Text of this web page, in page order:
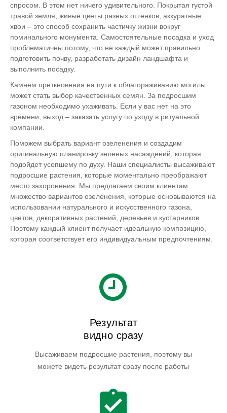
спросом. В этом нет ничего удивительного. Покрытая густой
травой земля, живые цветы разных оттенков, аккуратные
хвои – это способ сохранить частичку жизни вокруг
поминального монумента. Самостоятельные посадка и уход
проблематичны потому, что не каждый может правильно
подготовить почву, разработать дизайн ландшафта и
выполнить посадку.
Камнем преткновения на пути к облагораживанию могилы
может стать выбор качественных семян. За подросшим
газоном необходимо ухаживать. Если у вас нет на это
времени, выход – заказать услугу по уходу в ритуальной
компании.
Поможем выбрать вариант озеленения и создадим
оригинальную планировку зеленых насаждений, которая
подойдет усопшему по духу. Наши специалисты высаживают
подросшие растения, которые моментально преображают
место захоронения. Мы предлагаем своим клиентам
множество вариантов озеленения, которые основываются на
использовании натурального и искусственного газона,
цветов, декоративных растений, деревьев и кустарников.
Поэтому каждый клиент получает идеальную композицию,
которая соответствует его индивидуальным предпочтениям.
Результат
видно сразу
Высаживаем подросшие растения, поэтому вы
можете видеть результат сразу после работы